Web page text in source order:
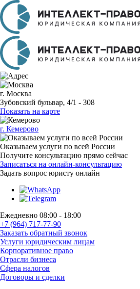
г. Москва
Зубовский бульвар, 4/1 - 308
Показать на карте
г. Кемерово
Оказываем услуги по всей России
Получите консультацию прямо сейчас
Записаться на онлайн-консультацию
Задать вопрос юристу онлайн
Ежедневно 08:00 - 18:00
+7 (964) 717-77-90
Заказать обратный звонок
Услуги юридическим лицам
Корпоративное право
Отрасли бизнеса
Сфера налогов
Договоры и сделки